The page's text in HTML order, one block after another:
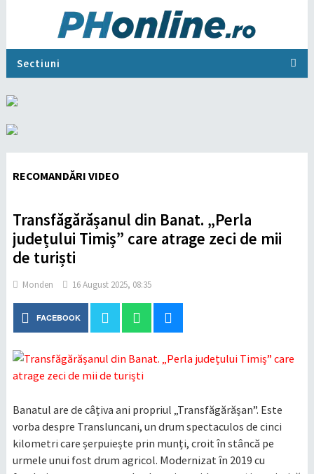
Sectiuni
RECOMANDĂRI VIDEO
Transfăgărășanul din Banat. „Perla
județului Timiș” care atrage zeci de mii
de turiști
Monden 16 August 2025, 08:35
FACEBOOK
Banatul are de câțiva ani propriul „Transfăgărășan”. Este
vorba despre Transluncani, un drum spectaculos de cinci
kilometri care șerpuiește prin munți, croit în stâncă pe
urmele unui fost drum agricol. Modernizat în 2019 cu